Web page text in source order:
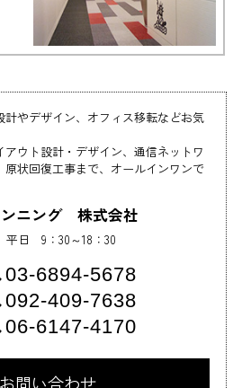
やデザイン、オフィス移転などお気
ウト設計・デザイン、通信ネットワ
状回復工事まで、オールインワンで
ンニング 株式会社
日 9：30～18：30
03-6894-5678
092-409-7638
06-6147-4170
お問い合わせ